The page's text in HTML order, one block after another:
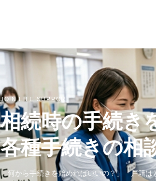
JOIN LIFE SUPPORT
相続時の手続き
各種手続きの相
「何から手続きを始めればいいの？」「戸籍